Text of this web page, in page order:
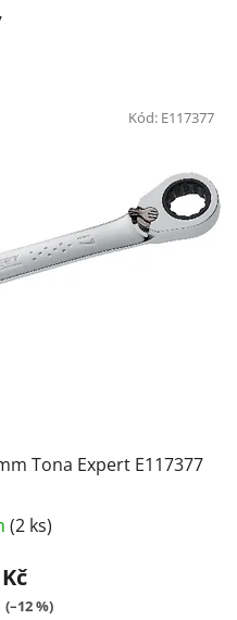
Tona Expert E117377
(2 ks)
(–12 %)
Kód: E117377